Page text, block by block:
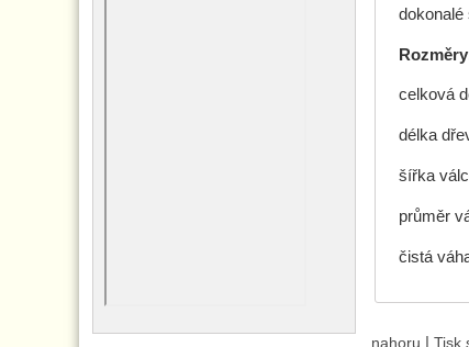
dokonalé
celková
délka
šířka
průměr
čistá
nahoru Tisk